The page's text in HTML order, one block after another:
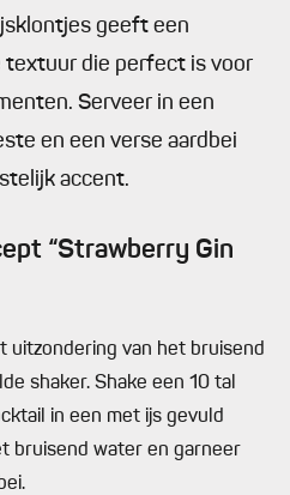
geeft een
die perfect is voor
Serveer in een
en een verse aardbei
accent.
“Strawberry Gin
uitzondering van het bruisend
shaker. Shake een 10 tal
in een met ijs gevuld
bruisend water en garneer